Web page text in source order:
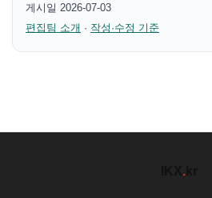
게시일 2026-07-03
편집팀 소개 · 작성·수정 기준
.